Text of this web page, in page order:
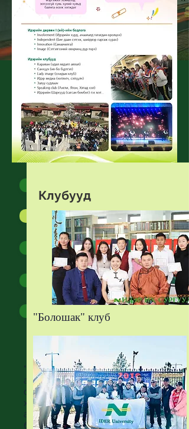
"Идэр Их Сургуулийн гол
анхаардаг зүйлсийн нэг бол
оюутнууддаа зориулсан
хичээлээс гадуурх олон үйл
ажиллагаануудыг зохион
байгуулах, үүгээрээ оюутан,
багш нараа хөгжүүлэх, чөлөөт
цагаа зөв боловсон, үр
бүтээлтэй өнгөрүүлэх
боломжийг нээх зорилготой
билээ."
ОЮУТНЫ
БУЛАН
Клуб
Тэмцээн уралдаан
Төгсөгчид
Тэтгэлэг
"Идэр Их Сургуулийн гол
анхаардаг зүйлсийн нэг бол
оюутнууддаа зориулсан
хичээлээс гадуурх олон үйл
ажиллагаануудыг зохион
байгуулах, үүгээрээ оюутан,
Клубууд
"Болошак" клуб